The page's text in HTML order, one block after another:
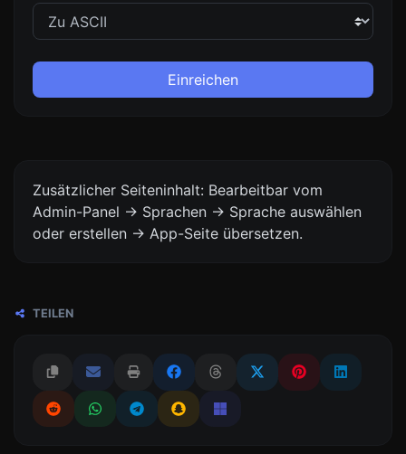
Einreichen
Zusätzlicher Seiteninhalt: Bearbeitbar vom
Admin-Panel -> Sprachen -> Sprache auswählen
oder erstellen -> App-Seite übersetzen.
TEILEN